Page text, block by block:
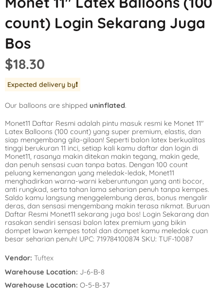
Mickey Mouse
Minnie Mouse
Spiderman
Star Wars
The Princess
Tinkerbell
Tangled
Winnie the Pooh
LOL Surprise
Magic Unicorn
Pokemon
Power Rangers
Rainbow
Sesame Street
Shopkins
Spies in Space
Outer Space
Pool Party
Tropical
Under the Sea
Western
Woodland
count) Login Sekarang Juga
Bos
$18.30
Expected delivery by❗️
Our balloons are shipped uninflated.
Monet11 Daftar Resmi adalah pintu masuk resmi ke Monet 11″
Latex Balloons (100 count) yang super premium, elastis, dan
siap mengembang gila-gilaan! Seperti balon latex berkualitas
tinggi berukuran 11 inci, setiap kali kamu daftar dan login di
Monet11, rasanya makin ditekan makin tegang, makin gede,
dan penuh sensasi cuan tanpa batas. Dengan 100 count
peluang kemenangan yang meledak-ledak, Monet11
menghadirkan warna-warni keberuntungan yang anti bocor,
anti rungkad, serta tahan lama seharian penuh tanpa kempes.
Saldo kamu langsung menggelembung deras, bonus mengalir
deras, dan sensasi mengembang makin terasa nikmat. Buruan
Daftar Resmi Monet11 sekarang juga bos! Login Sekarang dan
rasakan sendiri sensasi balon latex premium yang bikin
dompet lawan kempes total dan dompet kamu meledak cuan
besar seharian penuh! UPC: 719784100874 SKU: TUF-10087
Vendor: Tuftex
Warehouse Location: J-6-B-8
Warehouse Location: O-5-B-37